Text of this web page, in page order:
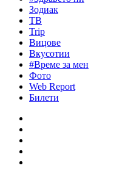
Зодиак
ТВ
Trip
Вицове
Вкусотии
#Време за мен
Фото
Web Report
Билети